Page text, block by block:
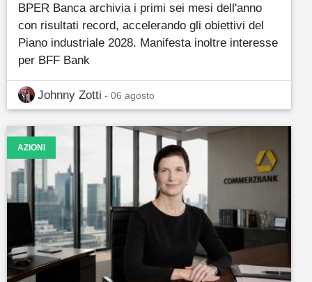
BPER Banca archivia i primi sei mesi dell'anno
con risultati record, accelerando gli obiettivi del
Piano industriale 2028. Manifesta inoltre interesse
per BFF Bank
Johnny Zotti - 06 agosto
AZIONI